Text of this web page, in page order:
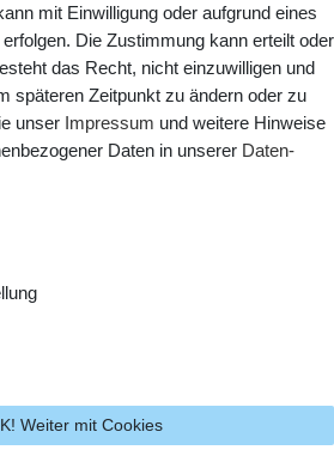
GmbH. Alle Rechte vorbehalten.
mit Einwilligung oder aufgrund eines
Die Zustimmung kann erteilt oder
das Recht, nicht einzuwilligen und
späteren Zeitpunkt zu ändern oder zu
unser Impressum und weitere Hinweise
Daten in unserer Daten­
Weiter mit Cookies